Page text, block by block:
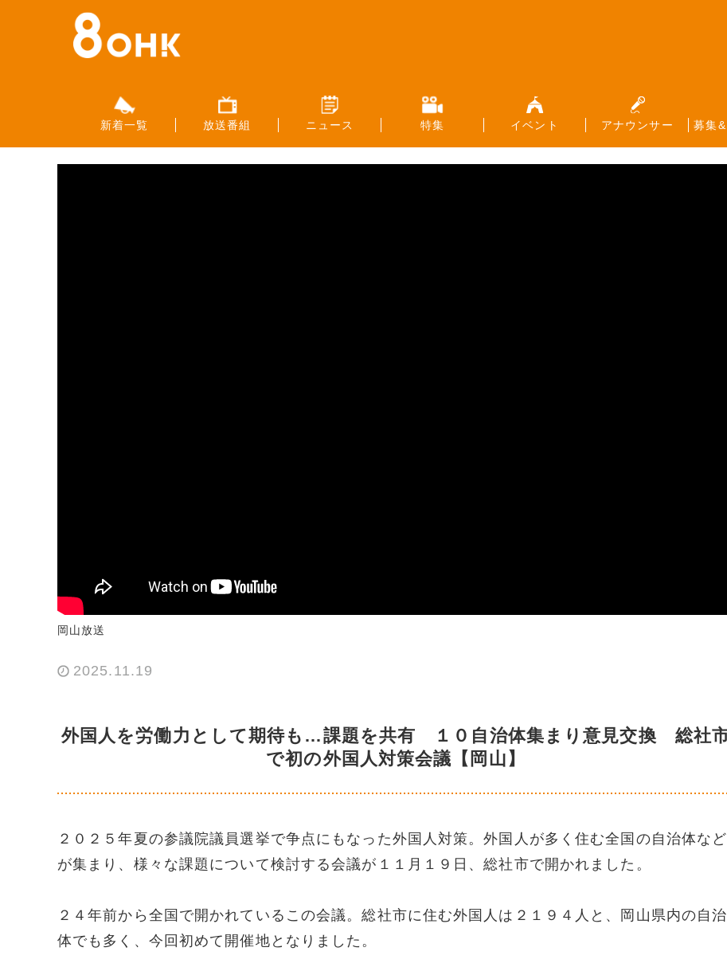
新着一覧 放送番組 ニュース 特集 イベント アナウンサー 募集
岡山放送
2025.11.19
外国人を労働力として期待も…課題を共有 １０自治体集まり意見交換 総社
で初の外国人対策会議【岡山】
２０２５年夏の参議院議員選挙で争点にもなった外国人対策。外国人が多く住む全国の自治体など
が集まり、様々な課題について検討する会議が１１月１９日、総社市で開かれました。
２４年前から全国で開かれているこの会議。総社市に住む外国人は２１９４人と、岡山県内の自治
体でも多く、今回初めて開催地となりました。